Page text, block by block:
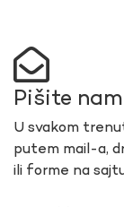
Pišite nam
U svakom
putem mail-a,
ili forme na